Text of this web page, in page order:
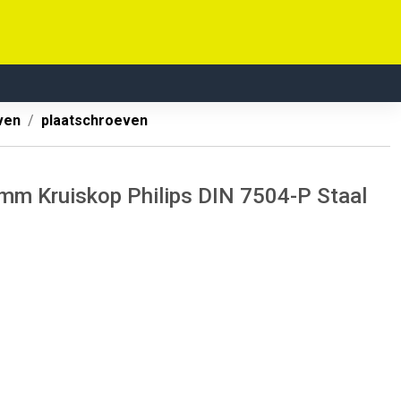
plaatschroeven
Kruiskop Philips DIN 7504-P Staal